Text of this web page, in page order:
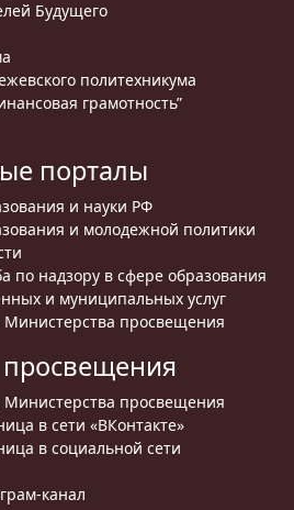
Будущего
политехникума
грамотность”
порталы
и науки РФ
и молодежной политики
по надзору в сфере образования
и муниципальных услуг
просвещения
просвещения
в сети «ВКонтакте»
в социальной сети
канал